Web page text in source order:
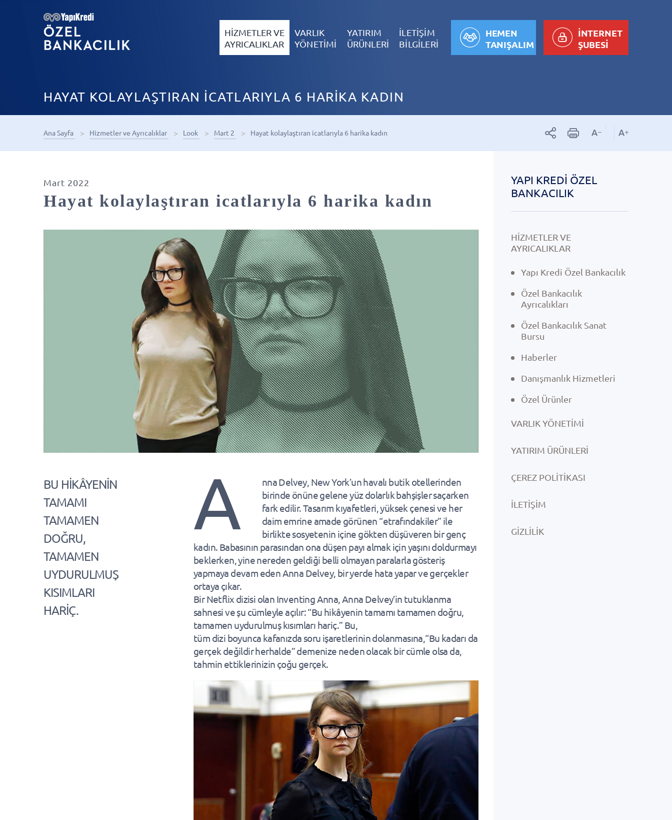
HİZMETLER VE
AYRICALIKLAR
VARLIK
YÖNETİMİ
YATIRIM
ÜRÜNLERİ
İLETİŞİM
BİLGİLERİ
İNTERNET
ŞUBESİ
HEMEN
TANIŞALIM
HAYAT KOLAYLAŞTIRAN İCATLARIYLA 6 HARİKA KADIN
Ana Sayfa Hizmetler ve Ayrıcalıklar Look Mart 2 Hayat kolaylaştıran icatlarıyla 6 harika kadın
Mart 2022
Hayat kolaylaştıran icatlarıyla 6 harika kadın
BU HİKÂYENİN
TAMAMI
TAMAMEN
DOĞRU,
TAMAMEN
UYDURULMUŞ
KISIMLARI
HARİÇ.
A
nna Delvey, New York’un havalı butik otellerinden
birinde önüne gelene yüz dolarlık bahşişler saçarken
fark edilir. Tasarım kıyafetleri, yüksek çenesi ve her
daim emrine amade görünen “etrafındakiler” ile
birlikte sosyetenin içine gökten düşüveren bir genç
kadın. Babasının parasından ona düşen payı almak için yaşını doldurmayı
beklerken, yine nereden geldiği belli olmayan paralarla gösteriş
yapmaya devam eden Anna Delvey, bir yerde hata yapar ve gerçekler
ortaya çıkar.
Bir Netflix dizisi olan Inventing Anna, Anna Delvey’in tutuklanma
sahnesi ve şu cümleyle açılır: “Bu hikâyenin tamamı tamamen doğru,
tamamen uydurulmuş kısımları hariç.” Bu,
tüm dizi boyunca kafanızda soru işaretlerinin dolanmasına,“Bu kadarı da
gerçek değildir herhalde” demenize neden olacak bir cümle olsa da,
tahmin ettiklerinizin çoğu gerçek.
YAPI KREDI ÖZEL
BANKACILIK
HİZMETLER VE
AYRICALIKLAR
Yapı Kredi Özel Bankacılık
Özel Bankacılık
Ayrıcalıkları
Özel Bankacılık Sanat
Bursu
Haberler
Danışmanlık Hizmetleri
Özel Ürünler
VARLIK YÖNETIMI
YATIRIM ÜRÜNLERI
ÇEREZ POLITIKASI
İLETIŞIM
GIZLILIK